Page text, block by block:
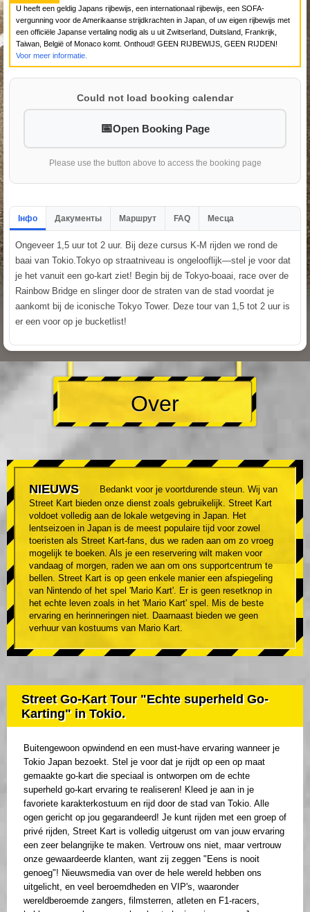
U heeft een geldig Japans rijbewijs, een internationaal rijbewijs, een SOFA-
vergunning voor de Amerikaanse strijdkrachten in Japan, of uw eigen rijbewijs met
een officiële Japanse vertaling nodig als u uit Zwitserland, Duitsland, Frankrijk,
Taiwan, België of Monaco komt. Onthoud! GEEN RIJBEWIJS, GEEN RIJDEN!
Voor meer informatie.
Could not load booking calendar
Open Booking Page
Please use the button above to access the booking page
Інфо Дакументы Маршрут FAQ Месца
Ongeveer 1,5 uur tot 2 uur. Bij deze cursus K-M rijden we rond de
baai van Tokio.Tokyo op straatniveau is ongelooflijk—stel je voor dat
je het vanuit een go-kart ziet! Begin bij de Tokyo-boaai, race over de
Rainbow Bridge en slinger door de straten van de stad voordat je
aankomt bij de iconische Tokyo Tower. Deze tour van 1,5 tot 2 uur is
er een voor op je bucketlist!
Over
NIEUWS
Bedankt voor je voortdurende steun. Wij van
Street Kart bieden onze dienst zoals gebruikelijk. Street Kart
voldoet volledig aan de lokale wetgeving in Japan. Het
lentseizoen in Japan is de meest populaire tijd voor zowel
toeristen als Street Kart-fans, dus we raden aan om zo vroeg
mogelijk te boeken. Als je een reservering wilt maken voor
vandaag of morgen, raden we aan om ons supportcentrum te
bellen. Street Kart is op geen enkele manier een afspiegeling
van Nintendo of het spel 'Mario Kart'. Er is geen resetknop in
het echte leven zoals in het 'Mario Kart' spel. Mis de beste
ervaring en herinneringen niet. Daarnaast bieden we geen
verhuur van kostuums van Mario Kart.
Street Go-Kart Tour "Echte superheld Go-
Karting" in Tokio.
Buitengewoon opwindend en een must-have ervaring wanneer je
Tokio Japan bezoekt. Stel je voor dat je rijdt op een op maat
gemaakte go-kart die speciaal is ontworpen om de echte
superheld go-kart ervaring te realiseren! Kleed je aan in je
favoriete karakterkostuum en rijd door de stad van Tokio. Alle
ogen gericht op jou gegarandeerd! Je kunt rijden met een groep of
privé rijden, Street Kart is volledig uitgerust om van jouw ervaring
een zeer belangrijke te maken. Vertrouw ons niet, maar vertrouw
onze gewaardeerde klanten, want zij zeggen "Eens is nooit
genoeg"! Nieuwsmedia van over de hele wereld hebben ons
uitgelicht, en veel beroemdheden en VIP's, waaronder
wereldberoemde zangers, filmsterren, atleten en F1-racers,